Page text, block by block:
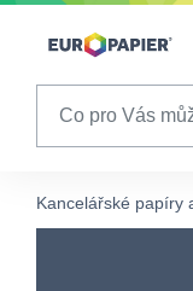
Table Of Content
Kancelářské papíry